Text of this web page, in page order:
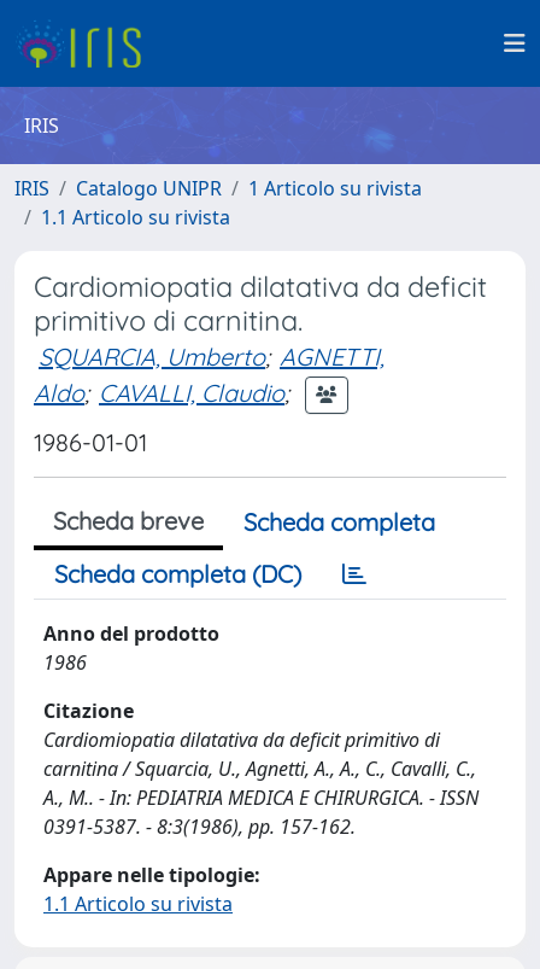
IRIS
IRIS Catalogo UNIPR
1 Articolo su rivista
1.1 Articolo su rivista
Cardiomiopatia dilatativa da deficit
primitivo di carnitina.
SQUARCIA, Umberto; AGNETTI,
Aldo; CAVALLI, Claudio;
1986-01-01
Scheda breve
Scheda completa
Scheda completa (DC)
Anno del prodotto
1986
Citazione
Cardiomiopatia dilatativa da deficit primitivo di
carnitina / Squarcia, U., Agnetti, A., A., C., Cavalli, C.,
A., M.. - In: PEDIATRIA MEDICA E CHIRURGICA. - ISSN
0391-5387. - 8:3(1986), pp. 157-162.
Appare nelle tipologie:
1.1 Articolo su rivista